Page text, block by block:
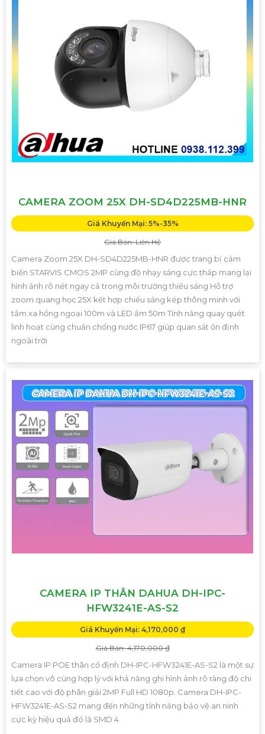
CAMERA ZOOM 25X DH-SD4D225MB-HNR
Giá Khuyến Mại: 5%-35%
Giá Bán: Liên Hệ
Camera Zoom 25X DH-SD4D225MB-HNR được trang bị cảm
biến STARVIS CMOS 2MP cùng độ nhạy sáng cực thấp mang lại
hình ảnh rõ nét ngay cả trong môi trường thiếu sáng Hỗ trợ
zoom quang học 25X kết hợp chiếu sáng kép thông minh với
tầm xa hồng ngoại 100m và LED ấm 50m Tính năng quay quét
linh hoạt cùng chuẩn chống nước IP67 giúp quan sát ổn định
ngoài trời
CAMERA IP THÂN DAHUA DH-IPC-
HFW3241E-AS-S2
Giá Khuyến Mại: 4,170,000 ₫
Giá Bán: 4,170,000 ₫
Camera IP POE thân cố định DH-IPC-HFW3241E-AS-S2 là một sự
lựa chọn vô cùng hợp lý với khả năng ghi hình ảnh rõ ràng độ chi
tiết cao với độ phân giải 2MP Full HD 1080p. Camera DH-IPC-
HFW3241E-AS-S2 mang đến những tính năng bảo vệ an ninh
cực kỳ hiệu quả đó là SMD 4